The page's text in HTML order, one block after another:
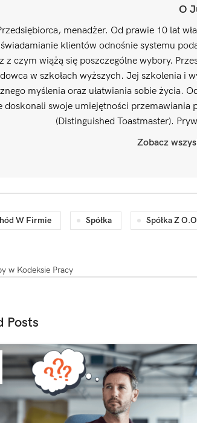
O
menadżer. Od prawie 10 lat
klientów odnośnie systemu
z czym wiążą się poszczególne wybory.
w szkołach wyższych. Jej szkolenia i
myślenia oraz ułatwiania sobie życia.
doskonali swoje umiejętności przemawiania
(Distinguished Toastmaster).
Zobacz
W Firmie Spółka Spółka Z
w Kodeksie Pracy
Posts